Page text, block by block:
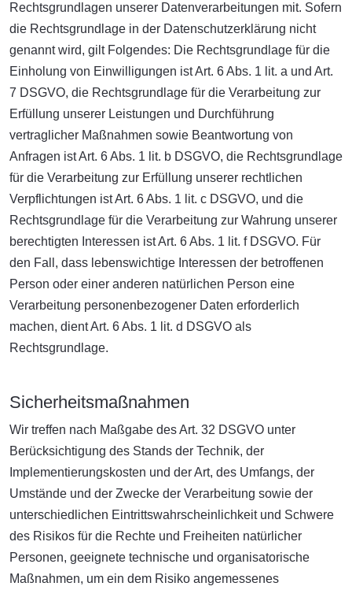
Rechtsgrundlagen unserer Datenverarbeitungen mit. Sofern
die Rechtsgrundlage in der Datenschutzerklärung nicht
genannt wird, gilt Folgendes: Die Rechtsgrundlage für die
Einholung von Einwilligungen ist Art. 6 Abs. 1 lit. a und Art.
7 DSGVO, die Rechtsgrundlage für die Verarbeitung zur
Erfüllung unserer Leistungen und Durchführung
vertraglicher Maßnahmen sowie Beantwortung von
Anfragen ist Art. 6 Abs. 1 lit. b DSGVO, die Rechtsgrundlage
für die Verarbeitung zur Erfüllung unserer rechtlichen
Verpflichtungen ist Art. 6 Abs. 1 lit. c DSGVO, und die
Rechtsgrundlage für die Verarbeitung zur Wahrung unserer
berechtigten Interessen ist Art. 6 Abs. 1 lit. f DSGVO. Für
den Fall, dass lebenswichtige Interessen der betroffenen
Person oder einer anderen natürlichen Person eine
Verarbeitung personenbezogener Daten erforderlich
machen, dient Art. 6 Abs. 1 lit. d DSGVO als
Rechtsgrundlage.
Sicherheitsmaßnahmen
Wir treffen nach Maßgabe des Art. 32 DSGVO unter
Berücksichtigung des Stands der Technik, der
Implementierungskosten und der Art, des Umfangs, der
Umstände und der Zwecke der Verarbeitung sowie der
unterschiedlichen Eintrittswahrscheinlichkeit und Schwere
des Risikos für die Rechte und Freiheiten natürlicher
Personen, geeignete technische und organisatorische
Maßnahmen, um ein dem Risiko angemessenes